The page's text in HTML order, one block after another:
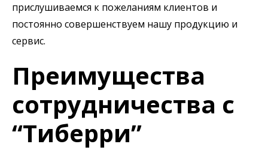
прислушиваемся к пожеланиям клиентов и
постоянно совершенствуем нашу продукцию и
сервис.
Преимущества
сотрудничества с
“Тиберри”